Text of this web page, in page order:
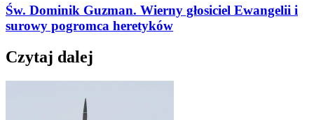
Św. Dominik Guzman. Wierny głosiciel Ewangelii i
surowy pogromca heretyków
Czytaj dalej